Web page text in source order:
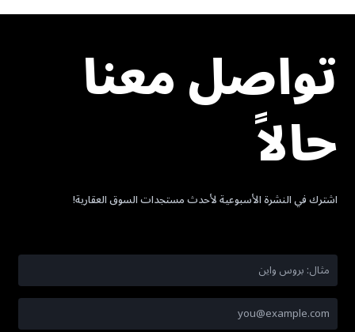
تواصل معنا
حالاً
اشترك في النشرة الأسبوعية لأحدث مستجدات السوق العقارية!